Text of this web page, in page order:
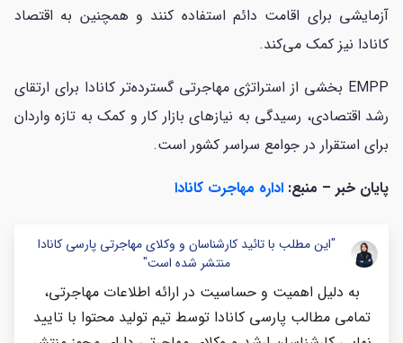
آزمایشی برای اقامت دائم استفاده کنند و همچنین به اقتصاد
کانادا نیز کمک می‌کند.
EMPP بخشی از استراتژی مهاجرتی گسترده‌تر کانادا برای ارتقای
رشد اقتصادی، رسیدگی به نیازهای بازار کار و کمک به تازه واردان
برای استقرار در جوامع سراسر کشور است.
پایان خبر – منبع: اداره مهاجرت کانادا
"این مطلب با تائید کارشناسان و وکلای مهاجرتی پارسی کانادا
منتشر شده است"
به دلیل اهمیت و حساسیت در ارائه اطلاعات مهاجرتی،
تمامی مطالب پارسی کانادا توسط تیم تولید محتوا با تایید